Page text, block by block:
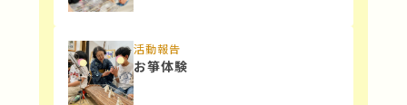
活動報告
お箏体験